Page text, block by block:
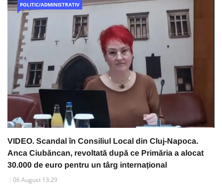
POLITIC/ADMINISTRATIV
VIDEO. Scandal în Consiliul Local din Cluj-Napoca.
Anca Ciubăncan, revoltată după ce Primăria a alocat
30.000 de euro pentru un târg internațional
06 August 13:29